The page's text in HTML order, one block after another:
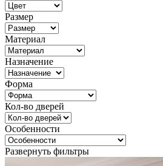
Размер
Материал
Назначение
Форма
Кол-во дверей
Особенности
Развернуть фильтры